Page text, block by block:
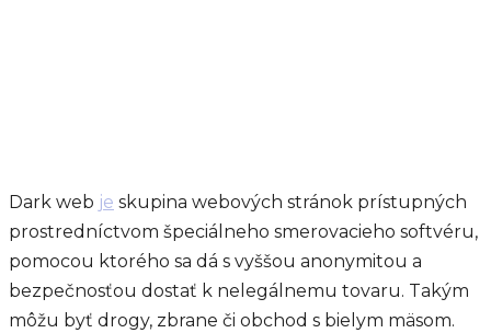
Dark web je skupina webových stránok prístupných
prostredníctvom špeciálneho smerovacieho softvéru,
pomocou ktorého sa dá s vyššou anonymitou a
bezpečnosťou dostať k nelegálnemu tovaru. Takým
môžu byť drogy, zbrane či obchod s bielym mäsom.